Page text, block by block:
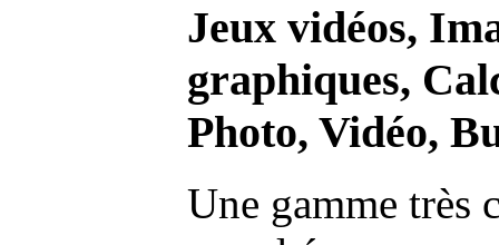
Jeux vidéos,
graphiques,
Photo, Vidéo,
Une gamme très